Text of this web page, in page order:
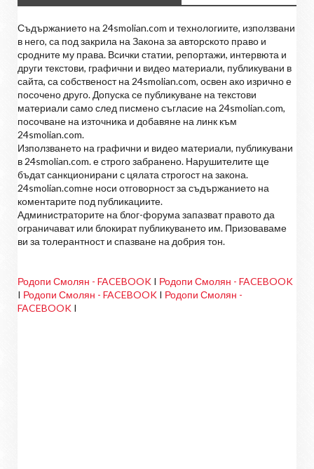
Съдържанието на 24smolian.com и технологиите, използвани
в него, са под закрила на Закона за авторското право и
сродните му права. Всички статии, репортажи, интервюта и
други текстови, графични и видео материали, публикувани в
сайта, са собственост на 24smolian.com, освен ако изрично е
посочено друго. Допуска се публикуване на текстови
материали само след писмено съгласие на 24smolian.com,
посочване на източника и добавяне на линк към
24smolian.com.
Използването на графични и видео материали, публикувани
в 24smolian.com. е строго забранено. Нарушителите ще
бъдат санкционирани с цялата строгост на закона.
24smolian.comне носи отговорност за съдържанието на
коментарите под публикациите.
Администраторите на блог-форума запазват правото да
ограничават или блокират публикуването им. Призоваваме
ви за толерантност и спазване на добрия тон.
Родопи Смолян - FACEBOOK I Родопи Смолян - FACEBOOK
I Родопи Смолян - FACEBOOK I Родопи Смолян -
FACEBOOK I